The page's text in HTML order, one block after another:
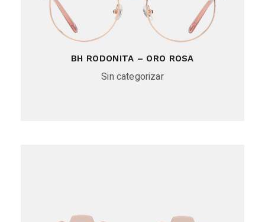
BH RODONITA – ORO ROSA
Sin categorizar